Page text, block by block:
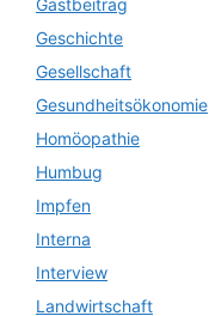
Gastbeitrag
Geschichte
Gesellschaft
Gesundheitsökonomie
Homöopathie
Humbug
Impfen
Interna
Interview
Landwirtschaft